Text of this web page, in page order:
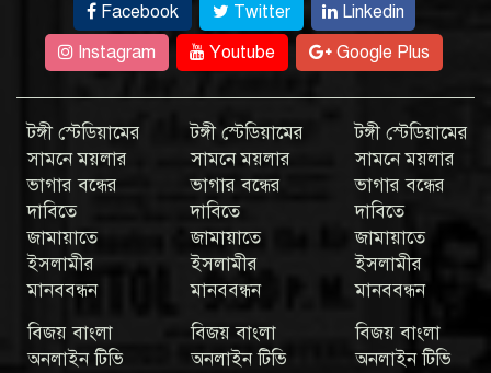
Facebook Twitter
Linkedin
Instagram
Youtube Google Plus
টঙ্গী স্টেডিয়ামের
সামনে ময়লার
ভাগার বন্ধের
দাবিতে
জামায়াতে
ইসলামীর
মানববন্ধন
বিজয় বাংলা
অনলাইন টিভি
টঙ্গী স্টেডিয়ামের
সামনে ময়লার
ভাগার বন্ধের
দাবিতে
জামায়াতে
ইসলামীর
মানববন্ধন
বিজয় বাংলা
অনলাইন টিভি
টঙ্গী স্টেডিয়ামের
সামনে ময়লার
ভাগার বন্ধের
দাবিতে
জামায়াতে
ইসলামীর
মানববন্ধন
বিজয় বাংলা
অনলাইন টিভি